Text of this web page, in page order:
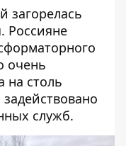
загорелась
Россияне
очень
на столь
служб.